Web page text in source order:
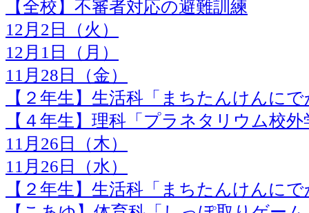
【全校】不審者対応の避難訓練
12月2日（火）
12月1日（月）
11月28日（金）
【２年生】生活科「まちたんけんに
【４年生】理科「プラネタリウム校外
11月26日（木）
11月26日（水）
【２年生】生活科「まちたんけんに